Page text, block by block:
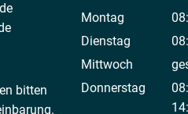
bitten
Montag
Dienstag
Mittwoch
Donnerstag